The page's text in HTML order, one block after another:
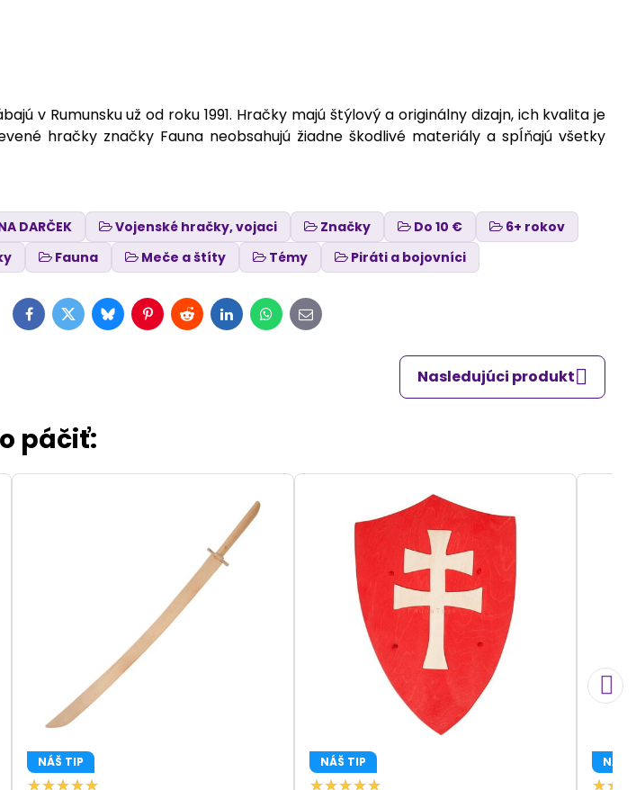
v Rumunsku už od roku 1991. Hračky majú štýlový a originálny dizajn, ich kvalita je
hračky značky Fauna neobsahujú žiadne škodlivé materiály a spĺňajú všetky
DARČEK Vojenské hračky, vojaci Značky Do 10 €
6+ rokov
Fauna Meče a štíty Témy Piráti a bojovníci
Facebook
TwitterBlueskyPinterest
RedditLinkedInWhatsApp
E-
mail
Nasledujúci produkt
páčiť:
NÁŠ TIP NÁŠ TIP NÁŠ